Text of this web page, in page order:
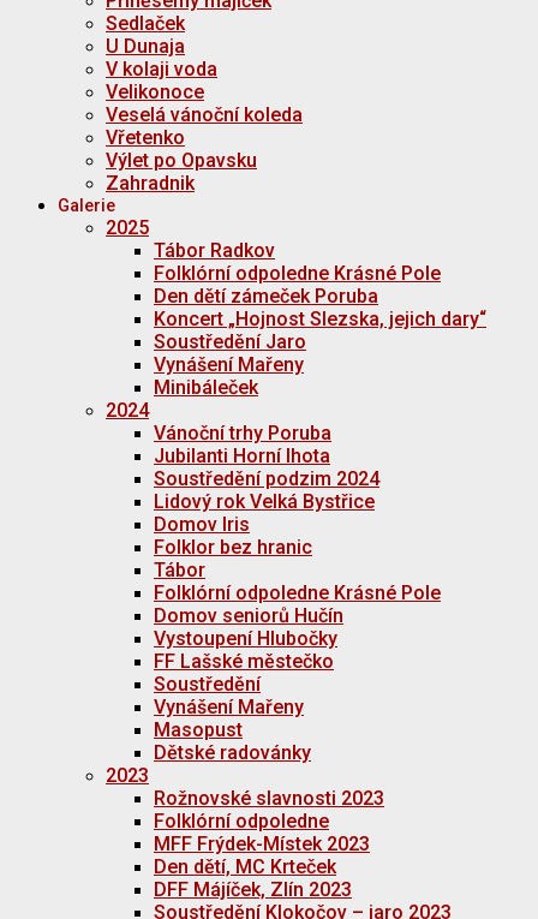
Sedlaček
U Dunaja
V kolaji voda
Velikonoce
Veselá vánoční koleda
Vřetenko
Výlet po Opavsku
Zahradnik
Galerie
2025
Tábor Radkov
Folklórní odpoledne Krásné Pole
Den dětí zámeček Poruba
Koncert „Hojnost Slezska, jejich dary“
Soustředění Jaro
Vynášení Mařeny
Minibáleček
2024
Vánoční trhy Poruba
Jubilanti Horní lhota
Soustředění podzim 2024
Lidový rok Velká Bystřice
Domov Iris
Folklor bez hranic
Tábor
Folklórní odpoledne Krásné Pole
Domov seniorů Hučín
Vystoupení Hlubočky
FF Lašské městečko
Soustředění
Vynášení Mařeny
Masopust
Dětské radovánky
2023
Rožnovské slavnosti 2023
Folklórní odpoledne
MFF Frýdek-Místek 2023
Den dětí, MC Krteček
DFF Májíček, Zlín 2023
Soustředění Klokočov – jaro 2023